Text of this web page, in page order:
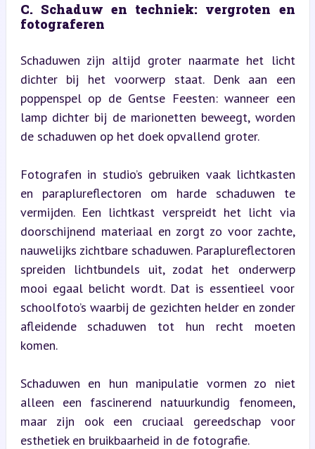
C. Schaduw en techniek: vergroten en
fotograferen
Schaduwen zijn altijd groter naarmate het licht
dichter bij het voorwerp staat. Denk aan een
poppenspel op de Gentse Feesten: wanneer een
lamp dichter bij de marionetten beweegt, worden
de schaduwen op het doek opvallend groter.
Fotografen in studio’s gebruiken vaak lichtkasten
en paraplureflectoren om harde schaduwen te
vermijden. Een lichtkast verspreidt het licht via
doorschijnend materiaal en zorgt zo voor zachte,
nauwelijks zichtbare schaduwen. Paraplureflectoren
spreiden lichtbundels uit, zodat het onderwerp
mooi egaal belicht wordt. Dat is essentieel voor
schoolfoto’s waarbij de gezichten helder en zonder
afleidende schaduwen tot hun recht moeten
komen.
Schaduwen en hun manipulatie vormen zo niet
alleen een fascinerend natuurkundig fenomeen,
maar zijn ook een cruciaal gereedschap voor
esthetiek en bruikbaarheid in de fotografie.